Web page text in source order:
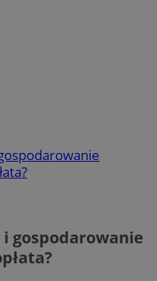
gospodarowanie